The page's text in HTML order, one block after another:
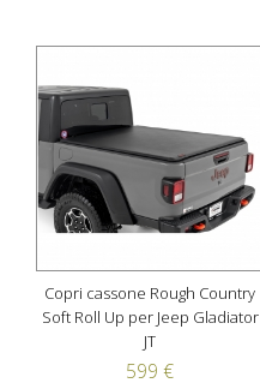
Copri cassone Rough Country
Soft Roll Up per Jeep Gladiator
JT
599 €